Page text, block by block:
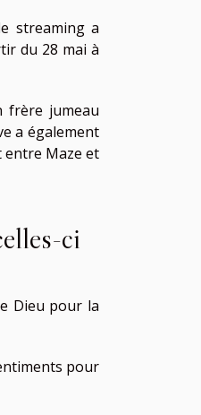
streaming a
du 28 mai à
frère jumeau
a également
entre Maze et
ci
Dieu pour la
pour